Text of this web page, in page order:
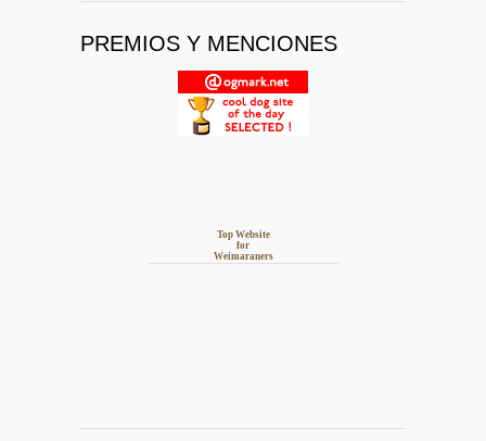
PREMIOS Y MENCIONES
Top Website
for
Weimaraners